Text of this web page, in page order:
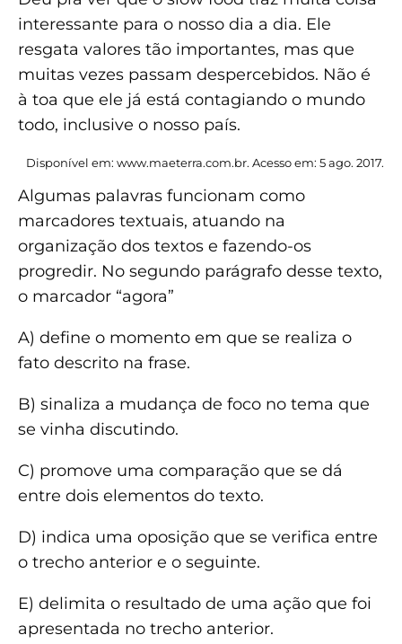
interessante para o nosso dia a dia. Ele
resgata valores tão importantes, mas que
muitas vezes passam despercebidos. Não é
à toa que ele já está contagiando o mundo
todo, inclusive o nosso país.
Disponível em: www.maeterra.com.br. Acesso em: 5 ago. 2017.
Algumas palavras funcionam como
marcadores textuais, atuando na
organização dos textos e fazendo-os
progredir. No segundo parágrafo desse texto,
o marcador “agora”
A) define o momento em que se realiza o
fato descrito na frase.
B) sinaliza a mudança de foco no tema que
se vinha discutindo.
C) promove uma comparação que se dá
entre dois elementos do texto.
D) indica uma oposição que se verifica entre
o trecho anterior e o seguinte.
E) delimita o resultado de uma ação que foi
apresentada no trecho anterior.